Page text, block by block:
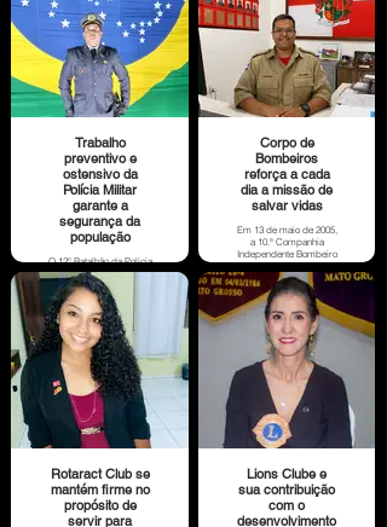
descentralizada, de
atuação integrada pelo
efetivo profissional das
instituições estaduais
PM, BM e PJC,
subordinada à
Secretaria de Estado de
Segurança Pública
(SESP), foi instalada no
município em fevereiro
Trabalho
preventivo e
ostensivo da
Polícia Militar
garante a
segurança da
população
O 12º Batalhão da Polícia
Militar (BPM) de
Sorriso tem registrado
avanços importantes ao
longo dos últimos anos
na efetivação de suas
atividades em prol da
segurança pública e
combate à criminalidade
em Sorriso.
Corpo de
Bombeiros
reforça a cada
dia a missão de
salvar vidas
Em 13 de maio de 2005,
a 10.ª Companhia
Independente Bombeiro
Militar - “Companhia
Alves Daroit” dava início
à importante missão de
salvar vidas.
Rotaract Club se
mantém firme no
propósito de
servir para
Lions Clube e
sua contribuição
com o
desenvolvimento